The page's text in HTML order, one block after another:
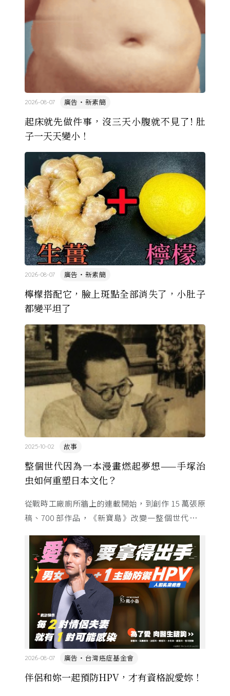
起床就先做件事，沒三天小腹就不見了! 肚
子一天天變小！
廣告・新素簡
2026-08-07
檸檬搭配它，臉上斑點全部消失了，小肚子
都變平坦了
廣告・新素簡
2026-08-07
整個世代因為一本漫畫燃起夢想——手塚治
虫如何重塑日本文化？
故事
2025-10-02
從戰時工廠廁所牆上的連載開始，到創作 15 萬張原
稿、700 部作品，《新寶島》改變一整個世代的命
改寫日本的文化 ...
伴侶和妳一起預防HPV，才有資格說愛妳！
廣告・台灣癌症基金會
2026-08-07